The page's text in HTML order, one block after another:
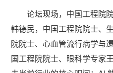
论坛现场，中国工程院
韩德民，中国工程院院士、
院院士、心血管流行病学与
国工程院院士、眼科学专家